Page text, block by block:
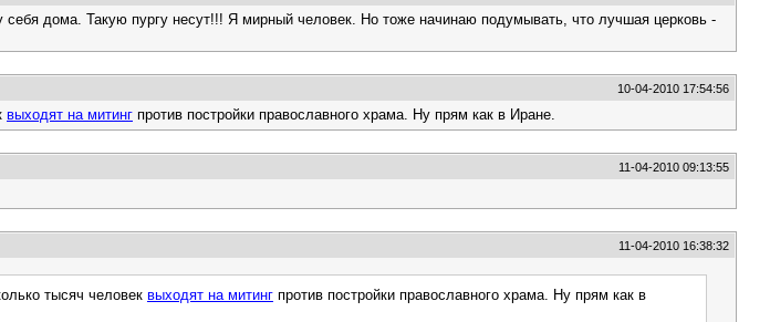
дома. Такую пургу несут!!! Я мирный человек. Но тоже начинаю подумывать, что лучшая церковь -
10-04-2010 17:54:56
выходят на митинг против постройки православного храма. Ну прям как в Иране.
11-04-2010 09:13:55
11-04-2010 16:38:32
тысяч человек выходят на митинг против постройки православного храма. Ну прям как в